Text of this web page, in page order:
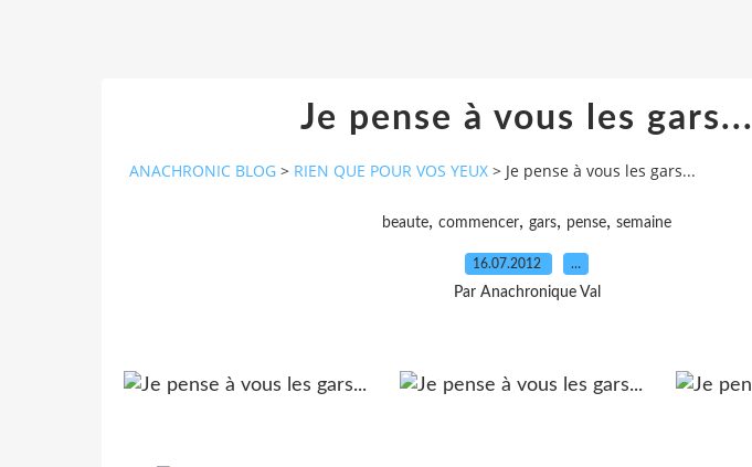
Je pense à vous les gars...
ANACHRONIC BLOG > RIEN QUE POUR VOS YEUX > Je pense à vous les gars...
beaute, commencer, gars, pense, semaine
16.07.2012 …
Par Anachronique Val